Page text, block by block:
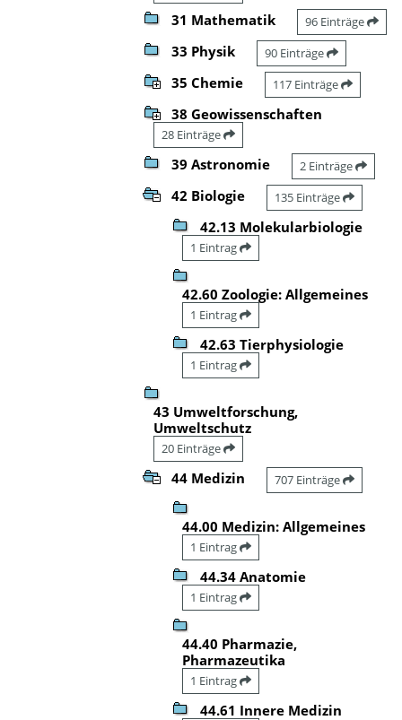
31 Mathematik 96 Einträge
33 Physik 90 Einträge
35 Chemie 117 Einträge
38 Geowissenschaften
28 Einträge
39 Astronomie 2 Einträge
42 Biologie 135 Einträge
42.13 Molekularbiologie
1 Eintrag
42.60 Zoologie: Allgemeines
1 Eintrag
42.63 Tierphysiologie
1 Eintrag
43 Umweltforschung,
Umweltschutz
20 Einträge
44 Medizin 707 Einträge
44.00 Medizin: Allgemeines
1 Eintrag
44.34 Anatomie
1 Eintrag
44.40 Pharmazie,
Pharmazeutika
1 Eintrag
44.61 Innere Medizin